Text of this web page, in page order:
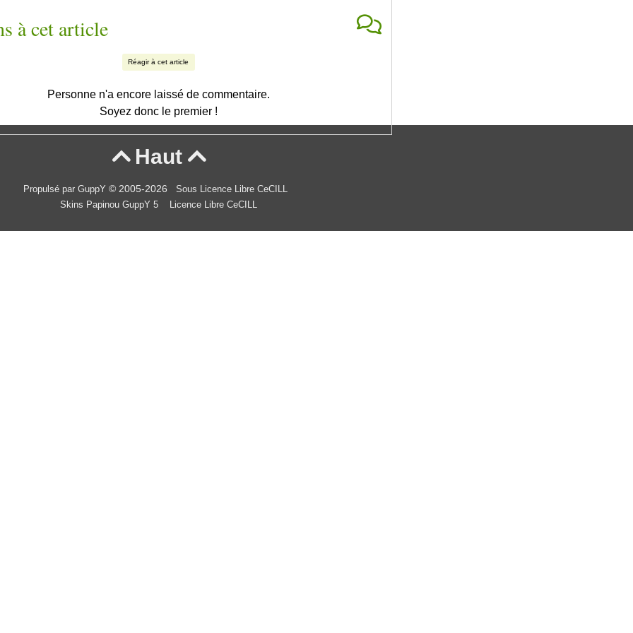
à cet article
Réagir à cet article
Personne n'a encore laissé de commentaire.
Soyez donc le premier !
Haut 
Propulsé par GuppY © 2005-2026
Sous Licence Libre CeCILL
Skins Papinou GuppY 5
Licence Libre CeCILL